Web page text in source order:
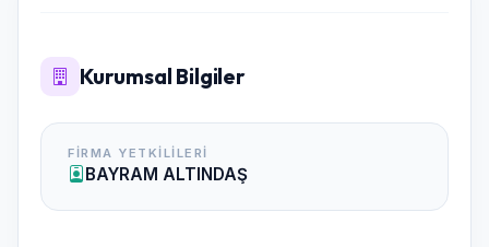
Kurumsal Bilgiler
FIRMA YETKILILERI
BAYRAM ALTINDAŞ